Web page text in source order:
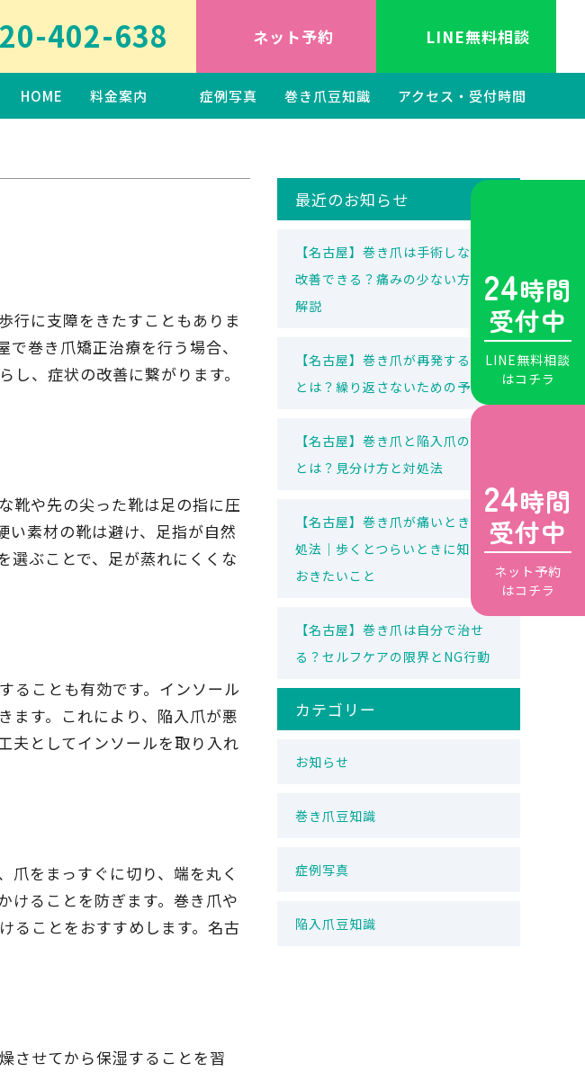
402-638 ネット予約 LINE無料相談
HOME 料金案内 症例写真 巻き爪豆知識 アクセス・受付時間
行に支障をきたすこともありま
巻き爪矯正治療を行う場合、
、症状の改善に繋がります。
靴や先の尖った靴は足の指に圧
い素材の靴は避け、足指が自然
選ぶことで、足が蒸れにくくな
ることも有効です。インソール
ます。これにより、陥入爪が悪
夫としてインソールを取り入れ
爪をまっすぐに切り、端を丸く
けることを防ぎます。巻き爪や
ることをおすすめします。名古
させてから保湿することを習
最近のお知らせ
【名古屋】巻き爪は手術しないで
改善できる？痛みの少ない方法を
解説
【名古屋】巻き爪が再発する原因
とは？繰り返さないための予防法
【名古屋】巻き爪と陥入爪の違い
とは？見分け方と対処法
【名古屋】巻き爪が痛いときの対
処法｜歩くとつらいときに知って
おきたいこと
【名古屋】巻き爪は自分で治せ
る？セルフケアの限界とNG行動
カテゴリー
お知らせ
巻き爪豆知識
症例写真
陥入爪豆知識
24時間
受付中
LINE無料相談
はコチラ
24時間
受付中
ネット予約
はコチラ